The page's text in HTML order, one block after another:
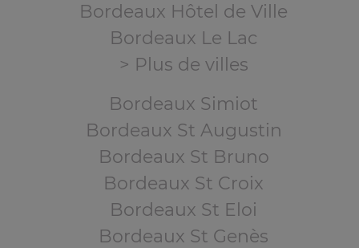
Bordeaux Hôtel de Ville
Bordeaux Le Lac
> Plus de villes
Bordeaux Simiot
Bordeaux St Augustin
Bordeaux St Bruno
Bordeaux St Croix
Bordeaux St Eloi
Bordeaux St Genès